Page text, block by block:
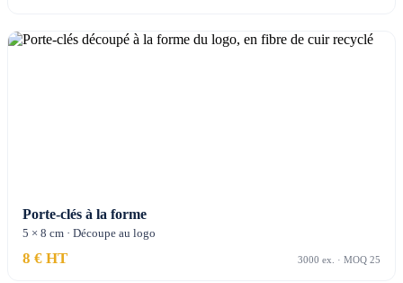
Porte-clés à la forme
5 × 8 cm · Découpe au logo
8 € HT 3000 ex. · MOQ 25